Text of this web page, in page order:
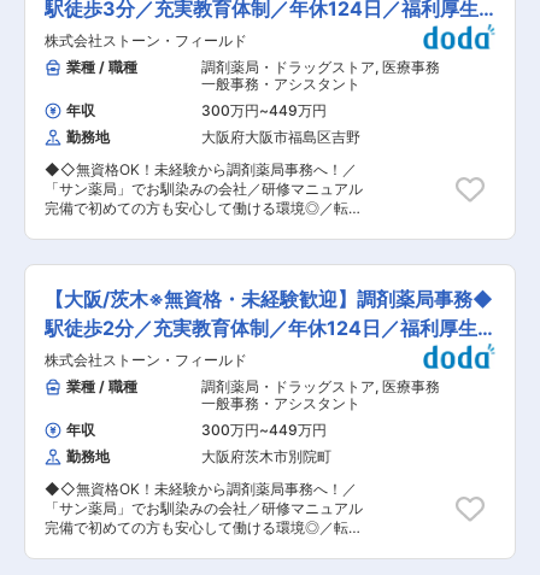
がら、多くの企業や働く人々を支える社会貢献性
の高い業務に携わることができます。 ■この仕事
で得られるもの： ◇社会制度を支える専門性 健
康保険組合の運営は、企業の従業員とその家族の
医療・健康を支える社会インフラです。 そのた
め、一般的な事務職では得られない 医療・保険・
社会保障制度の専門知識 が身につきます。 ◇事
務＋αの幅広いスキル 単なるルーティン事務では
なく、制度理解、業務改善、医療機関とのやり取
りなど、 事務職の枠を超えた経験が積めます。
「事務だけやりたい人」ではなく、事務を軸にし
す。 ◇企業の健康経営を支えるやりがい あなた
の仕事が、組合員の医療費や手当の適正な支給に
ことで、 企業の健康経営を裏側から支える存在に
なります。 「誰かの生活を守る仕事をしている」
という実感が得られます。 変更の範囲：会社の定
める業務
間程度です。 就業時間は、月、火、水、金曜が
8：30〜18：00、木、土曜が8：30〜12：30(午
後休診)となります。 ■特徴 ・2022年12月の大規
模リニューアルに伴う増員募集です。新建屋完成
までの間は現事業所にて勤務いただきます。 ・レ
セプト業務ができる方を優遇し、手当（10000〜
20000円）も支給します。 医療事務資格を保
有している方は資格手当（5000円）を支給しま
す。 ・医療事務経験者はもちろん、資格保有のみ
で実務経験がない方も積極的に募集します。 未
経験の方でもベテランスタッフを中心に丁寧に指
導しますのでご安心ください。 変更の範囲：会社
の定める業務
駅徒歩3分／充実教育体制／年休124日／福利厚生
充実
株式会社ストーン・フィールド
業種 / 職種
調剤薬局・ドラッグストア, 医療事務
一般事務・アシスタント
年収
300万円~449万円
勤務地
大阪府大阪市福島区吉野
◆◇無資格OK！未経験から調剤薬局事務へ！／
「サン薬局」でお馴染みの会社／研修マニュアル
完備で初めての方も安心して働ける環境◎／転勤
一緒に働きませんか？ 駅から徒歩3分ほどで、地
域のみなさまに立ち寄っていただきやすい明るい
雰囲気の薬局です！ ■業務内容： ・患者様の対
応・お会計 ・処方箋の受け取り・入力 ・保険請
求（レセプト） ・薬剤師補助業務 ・備品や現
金・施設の管理 など ■薬局の環境： ・1日の処
方箋枚数：平均20〜30枚＋個人宅・施設在宅 ・
事務スタッフ体制：常時2〜3名体制 ■安心の教
育体制： 研修マニュアルに沿ったOJT研修(半
年〜1年程度)を実施しており、一つひとつの業務
を丁寧に習得していただけます。 調剤事務の知識
や経験がない方でも、基礎から学べる環境を整え
ているため、安心してスタートすることが可能で
す。 実際に在籍している調剤事務スタッフの多く
が未経験からのスタートであり、先輩社員のサポ
ートを受けながら着実に成長しています。 ■働き
【大阪/茨木※無資格・未経験歓迎】調剤薬局事務◆
駅徒歩2分／充実教育体制／年休124日／福利厚生
充実
株式会社ストーン・フィールド
業種 / 職種
調剤薬局・ドラッグストア, 医療事務
一般事務・アシスタント
年収
300万円~449万円
勤務地
大阪府茨木市別院町
◆◇無資格OK！未経験から調剤薬局事務へ！／
「サン薬局」でお馴染みの会社／研修マニュアル
完備で初めての方も安心して働ける環境◎／転勤